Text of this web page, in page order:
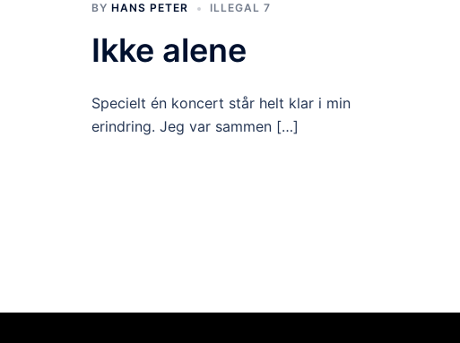
BY HANS PETER ILLEGAL 7
Ikke alene
Specielt én koncert står helt klar i min
erindring. Jeg var sammen […]